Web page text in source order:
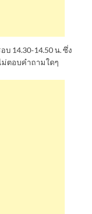
14.30-14.50 น. ซึ่ง
ม่ตอบคำถามใดๆ